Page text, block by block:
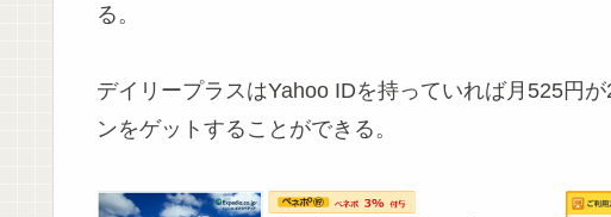
る。
デイリープラスはYahoo IDを持っていれば月525円
ンをゲットすることができる。